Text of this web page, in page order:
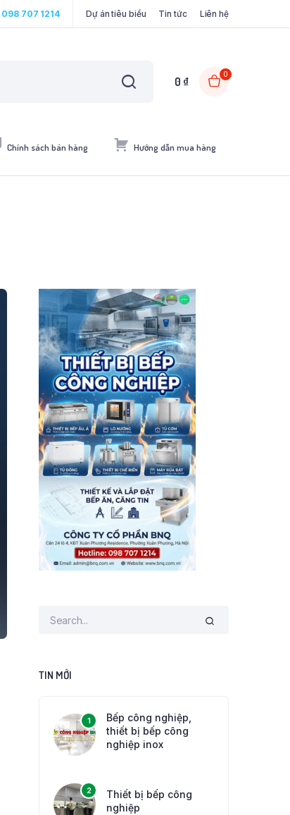
098 707 1214 Dự án tiêu biểu Tin tức Liên hệ
0 ₫
0
Chính sách bán hàng Hướng dẫn mua hàng
TIN MỚI
1
Bếp công nghiệp,
thiết bị bếp công
nghiệp inox
2
Thiết bị bếp công
nghiệp